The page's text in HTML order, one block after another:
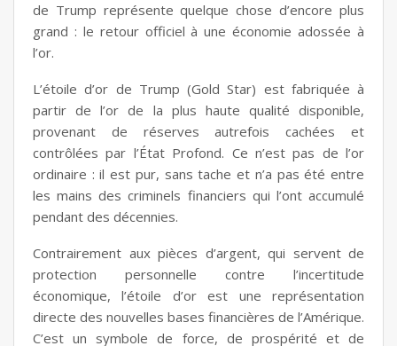
de Trump représente quelque chose d’encore plus
grand : le retour officiel à une économie adossée à
l’or.
L’étoile d’or de Trump (Gold Star) est fabriquée à
partir de l’or de la plus haute qualité disponible,
provenant de réserves autrefois cachées et
contrôlées par l’État Profond. Ce n’est pas de l’or
ordinaire : il est pur, sans tache et n’a pas été entre
les mains des criminels financiers qui l’ont accumulé
pendant des décennies.
Contrairement aux pièces d’argent, qui servent de
protection personnelle contre l’incertitude
économique, l’étoile d’or est une représentation
directe des nouvelles bases financières de l’Amérique.
C’est un symbole de force, de prospérité et de